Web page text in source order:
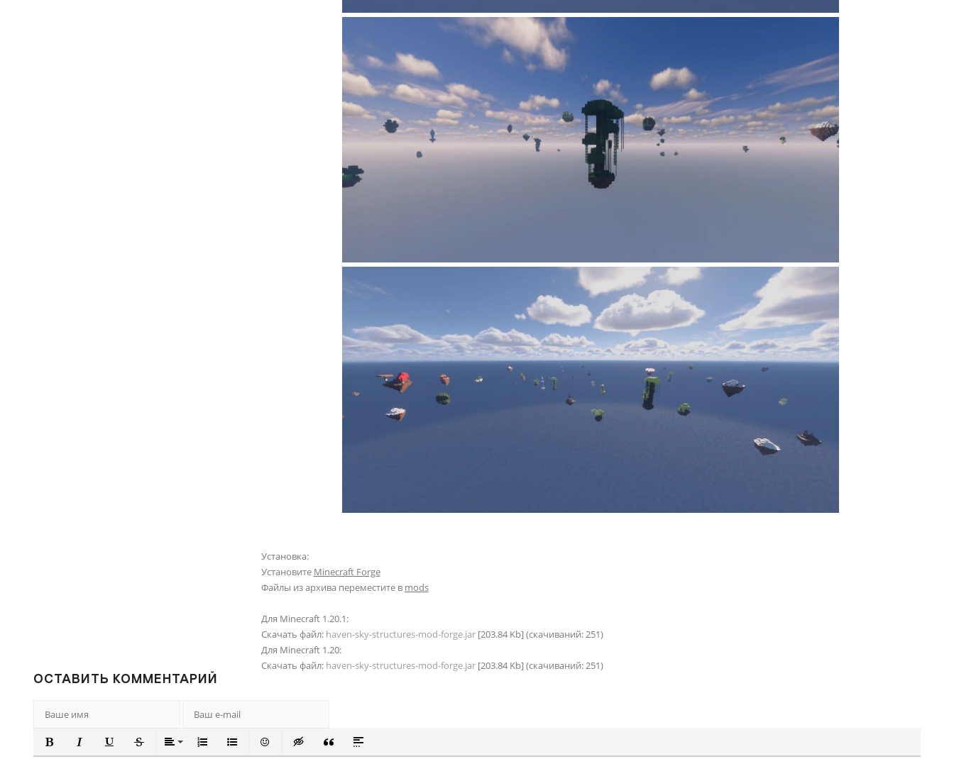
Установка:
Установите Minecraft Forge
Файлы из архива переместите в mods
Для Minecraft 1.20.1:
Скачать файл: haven-sky-structures-mod-forge.jar [203.84 Kb] (cкачиваний: 251)
Для Minecraft 1.20:
Скачать файл: haven-sky-structures-mod-forge.jar [203.84 Kb] (cкачиваний: 251)
ОСТАВИТЬ КОММЕНТАРИЙ